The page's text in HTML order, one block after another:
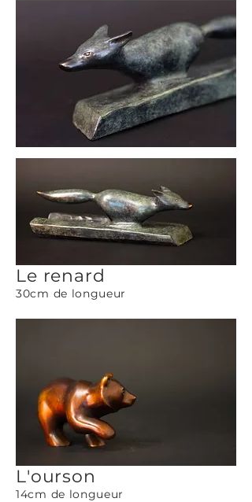
Le renard
30cm de longueur
L'ourson
14cm de longueur